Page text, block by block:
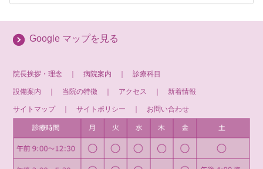
Google マップを見る
院長挨拶・理念 ｜病院案内 ｜診療科目
設備案内 ｜ 当院の特徴 ｜ アクセス ｜ 新着情報
サイトマップ｜サイトポリシー ｜ お問い合わせ